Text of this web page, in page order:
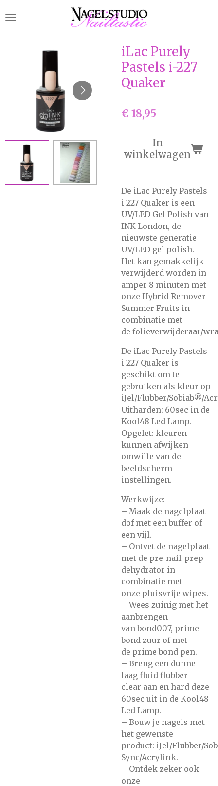
direct
iLac Purely
Pastels i-227
Quaker
€ 18,95
In
winkelwagen
De iLac Purely Pastels
i-227 Quaker is een
UV/LED Gel Polish van
INK London, de
nieuwste generatie
UV/LED gel polish.
Het kan gemakkelijk
verwijderd worden in
amper 8 minuten met
onze Hybrid Remover
Summer Fruits in
combinatie met
de folieverwijderaar/
De iLac Purely Pastels
i-227 Quaker is
geschikt om te
gebruiken als kleur op
iJel/Flubber/Sobiab®/
Uitharden: 60sec in de
Kool48 Led Lamp.
Opgelet: kleuren
kunnen afwijken
omwille van de
beeldscherm
instellingen.
Werkwijze:
– Maak de nagelplaat
dof met een buffer of
een vijl.
– Ontvet de nagelplaat
met de pre-nail-prep
dehydrator in
combinatie met
onze pluisvrije wipes.
– Wees zuinig met het
aanbrengen
van bond007, prime
bond zuur of met
de prime bond pen.
– Breng een dunne
laag fluid flubber
clear aan en hard deze
60sec uit in de Kool48
Led Lamp.
– Bouw je nagels met
het gewenste
product: iJel/Flubber/
Sync/Acrylink.
– Ontdek zeker ook
onze